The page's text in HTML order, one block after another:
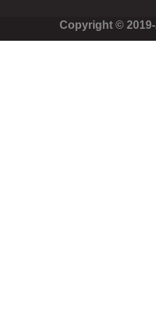
Copyright ©